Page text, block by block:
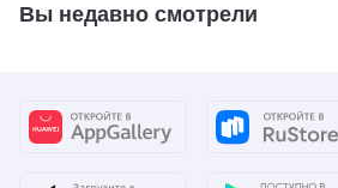
Вы недавно смотрели